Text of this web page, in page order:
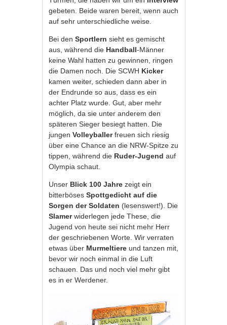
gebeten. Beide waren bereit, wenn auch
auf sehr unterschiedliche weise.
Bei denSportlern sieht es gemischt
aus, während die Handball-Männer
keine Wahl hatten zu gewinnen, ringen
die Damen noch. Die SCWH Kicker
kamen weiter, schieden dann aber in
der Endrunde so aus, dass es ein
achter Platz wurde. Gut, aber mehr
möglich, da sie unter anderem den
späteren Sieger besiegt hatten. Die
jungenVolleyballerfreuen sich riesig
über eine Chance an die NRW-Spitze zu
tippen, während die Ruder-Jugend auf
Olympia schaut.
Unser Blick 100 Jahre zeigt ein
bitterbösesSpottgedicht auf die
Sorgen der Soldaten (lesenswert!). Die
Slamerwiderlegen jede These, die
Jugend von heute sei nicht mehr Herr
der geschriebenen Worte. Wir verraten
etwas über Murmeltiere und tanzen mit,
bevor wir noch einmal in die Luft
schauen. Das und noch viel mehr gibt
es in er Werdener.